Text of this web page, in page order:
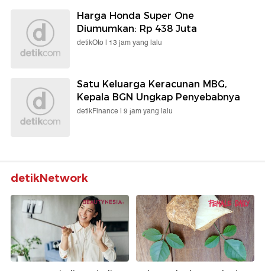
Harga Honda Super One
Diumumkan: Rp 438 Juta
detikOto | 13 jam yang lalu
Satu Keluarga Keracunan MBG,
Kepala BGN Ungkap Penyebabnya
detikFinance | 9 jam yang lalu
detikNetwork